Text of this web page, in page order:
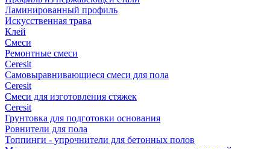
Ламинированный профиль
Искусственная трава
Клей
Смеси
Ремонтные смеси
Ceresit
Самовыравнивающиеся смеси для пола
Ceresit
Смеси для изготовления стяжек
Ceresit
Грунтовка для подготовки основания
Ровнители для пола
Топпинги - упрочнители для бетонных полов